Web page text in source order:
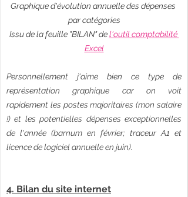
Graphique d'évolution annuelle des dépenses
par catégories
Issu de la feuille "BILAN" de l'outil comptabilité
Excel
Personnellement j'aime bien ce type de
représentation graphique car on voit
rapidement les postes majoritaires (mon salaire
!) et les potentielles dépenses exceptionnelles
de l'année (barnum en février; traceur A1 et
licence de logiciel annuelle en juin).
4. Bilan du site internet